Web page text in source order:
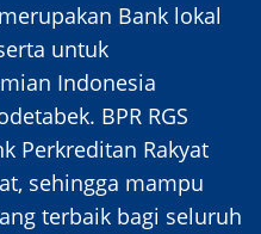
merupakan Bank lokal
untuk
Indonesia
BPR RGS
Perkreditan Rakyat
sehingga mampu
terbaik bagi seluruh